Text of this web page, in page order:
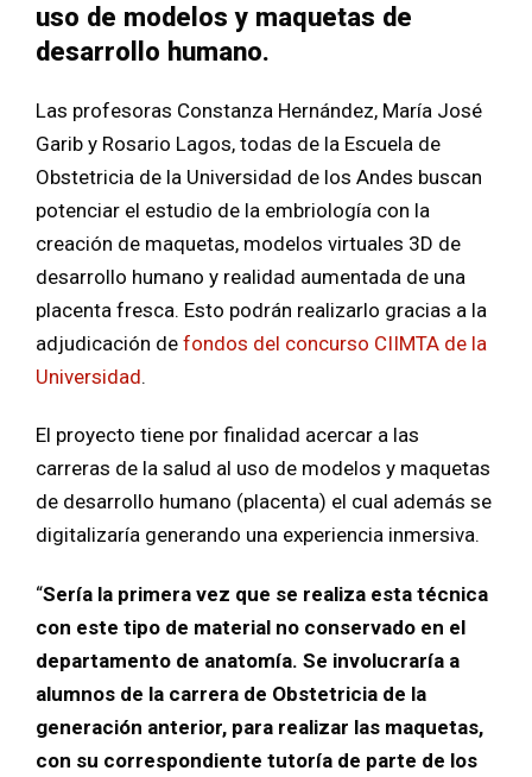
uso de modelos y maquetas de
desarrollo humano.
Las profesoras Constanza Hernández, María José
Garib y Rosario Lagos, todas de la Escuela de
Obstetricia de la Universidad de los Andes buscan
potenciar el estudio de la embriología con la
creación de maquetas, modelos virtuales 3D de
desarrollo humano y realidad aumentada de una
placenta fresca. Esto podrán realizarlo gracias a la
adjudicación de fondos del concurso CIIMTA de la
Universidad.
El proyecto tiene por finalidad acercar a las
carreras de la salud al uso de modelos y maquetas
de desarrollo humano (placenta) el cual además se
digitalizaría generando una experiencia inmersiva.
“Sería la primera vez que se realiza esta técnica
con este tipo de material no conservado en el
departamento de anatomía. Se involucraría a
alumnos de la carrera de Obstetricia de la
generación anterior, para realizar las maquetas,
con su correspondiente tutoría de parte de los